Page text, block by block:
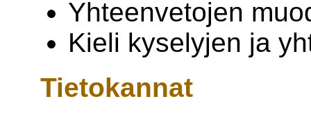
Yhteenvetojen
Kieli kyselyjen ja
Tietokannat